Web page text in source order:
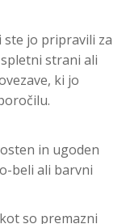
ste jo pripravili za
strani ali
ki jo
in ugoden
beli ali barvni
so premazni